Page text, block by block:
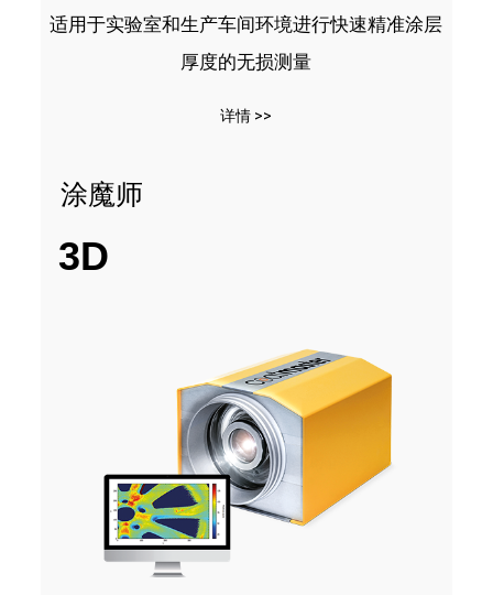
适用于实验室和生产车间环境进行快速精准涂层
厚度的无损测量
详情 >>
涂魔师
3D